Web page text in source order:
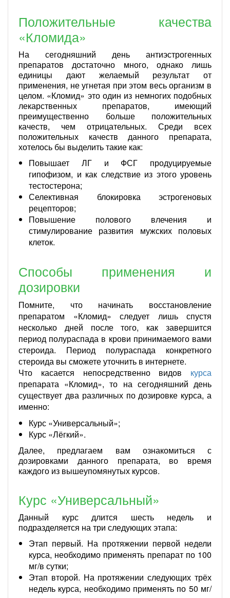
Положительные качества
«Кломида»
На сегодняшний день антиэстрогенных
препаратов достаточно много, однако лишь
единицы дают желаемый результат от
применения, не угнетая при этом весь организм в
целом. «Кломид» это один из немногих подобных
лекарственных препаратов, имеющий
преимущественно больше положительных
качеств, чем отрицательных. Среди всех
положительных качеств данного препарата,
хотелось бы выделить такие как:
Повышает ЛГ и ФСГ продуцируемые
гипофизом, и как следствие из этого уровень
тестостерона;
Селективная блокировка эстрогеновых
рецепторов;
Повышение полового влечения и
стимулирование развития мужских половых
клеток.
Способы применения и
дозировки
Помните, что начинать восстановление
препаратом «Кломид» следует лишь спустя
несколько дней после того, как завершится
период полураспада в крови принимаемого вами
стероида. Период полураспада конкретного
стероида вы сможете уточнить в интернете.
Что касается непосредственно видов курса
препарата «Кломид», то на сегодняшний день
существует два различных по дозировке курса, а
именно:
Курс «Универсальный»;
Курс «Лёгкий».
Далее, предлагаем вам ознакомиться с
дозировками данного препарата, во время
каждого из вышеупомянутых курсов.
Курс «Универсальный»
Данный курс длится шесть недель и
подразделяется на три следующих этапа:
Этап первый. На протяжении первой недели
курса, необходимо применять препарат по 100
мг/в сутки;
Этап второй. На протяжении следующих трёх
недель курса, необходимо применять по 50 мг/